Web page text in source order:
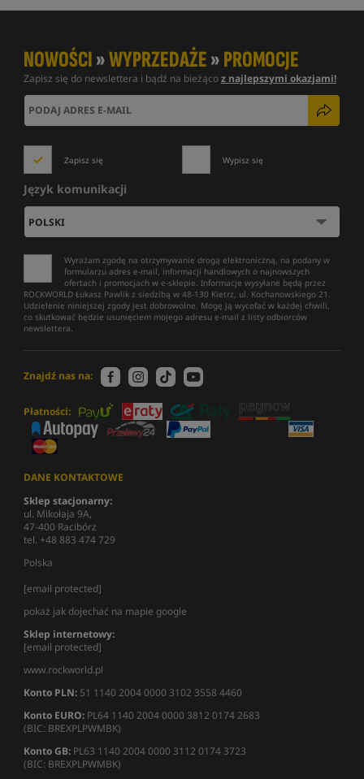
NOWOŚCI»WYPRZEDAŻE»PROMOCJE
Zapisz się do newslettera i bądź na bieżącoz najlepszymi okazjami!
Zapisz się Wypisz się
Język komunikacji
Wyrażam zgodę na otrzymywanie drogą elektroniczną, na podany w
formularzu adres e-mail, informacji handlowych o najnowszych
ofertach i promocjach w e-sklepie. Informacje wysyłane będą przez
ROCKWORLD Łukasz Pawlik z siedzibą w 48-130 Kietrz, ul. Kochanowskiego 21.
Udzielenie niniejszej zgody jest dobrowolne. Mogę ją wycofać w każdej chwili,
co skutkować będzie usunięciem mojego adresu e-mail z listy odbiorców
newslettera.
Znajdź nas na:
Płatności:
DANE KONTAKTOWE
Sklep stacjonarny:
ul. Mikołaja 9A,
47-400 Racibórz
tel. +48 883 474 729
Polska
[email protected]
pokaż jak dojechać na mapie google
Sklep internetowy:
[email protected]
www.rockworld.pl
Konto PLN: 51 1140 2004 0000 3102 3558 4460
Konto EURO: PL64 1140 2004 0000 3812 0174 2683
(BIC: BREXPLPWMBK)
Konto GB: PL63 1140 2004 0000 3112 0174 3723
(BIC: BREXPLPWMBK)